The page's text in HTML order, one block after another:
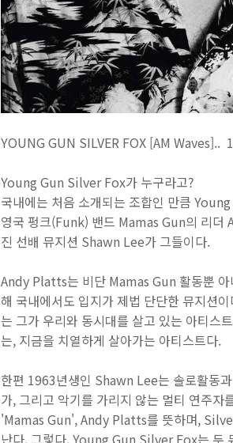
YOUNG GUN SILVER FOX [AM Waves]..
Young Gun Silver Fox가 누구라고?
국내에는 처음 소개되는 조합인 만큼
영국 펑크(Funk) 밴드 Mamas Gun의 리더
진 선배 뮤지션 Shawn Lee가 그들이다.
Andy Platts는 비단 Mamas Gun 활동뿐
해 국내에서도 입지가 제법 단단한 뮤지션
는 그가 우리와 동시대를 살고 있는 아티스
는, 지금을 치열하게 살아가는 아티스트다.
한편 1963년생인 Shawn Lee는 솔로활동
가, 그리고 악기를 가리지 않는 멀티 연주
'Mamas Gun', Andy Platts를 뜻하며,